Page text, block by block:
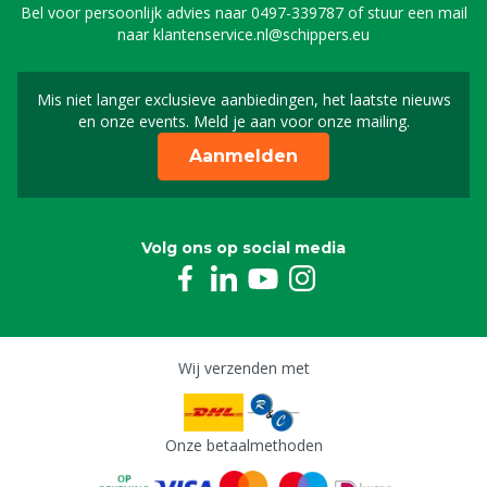
Bel voor persoonlijk advies naar0497-339787of stuur een mail
naarklantenservice.nl@schippers.eu
Mis niet langer exclusieve aanbiedingen, het laatste nieuws
en onze events. Meld je aan voor onze mailing.
Schrijf je in voor onze
Aanmelden
Volg ons op social media
Wij verzenden met
Onze betaalmethoden